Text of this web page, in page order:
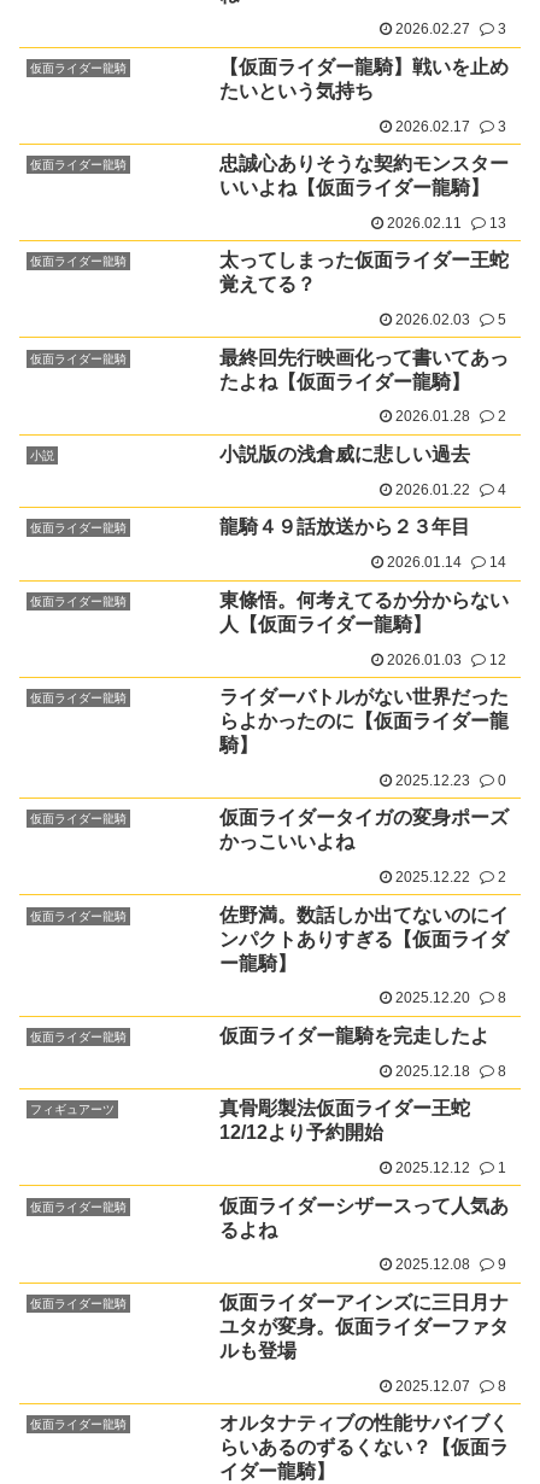
2026.02.27 3
仮面ライダー龍騎
【仮面ライダー龍騎】戦いを止め
たいという気持ち
2026.02.17 3
仮面ライダー龍騎
忠誠心ありそうな契約モンスター
いいよね【仮面ライダー龍騎】
2026.02.11 13
仮面ライダー龍騎
太ってしまった仮面ライダー王蛇
覚えてる？
2026.02.03 5
仮面ライダー龍騎
最終回先行映画化って書いてあっ
たよね【仮面ライダー龍騎】
2026.01.28 2
小説 小説版の浅倉威に悲しい過去
2026.01.22 4
仮面ライダー龍騎 龍騎４９話放送から２３年目
2026.01.14 14
仮面ライダー龍騎
東條悟。何考えてるか分からない
人【仮面ライダー龍騎】
2026.01.03 12
仮面ライダー龍騎
ライダーバトルがない世界だった
らよかったのに【仮面ライダー龍
騎】
2025.12.23 0
仮面ライダー龍騎
仮面ライダータイガの変身ポーズ
かっこいいよね
2025.12.22 2
仮面ライダー龍騎
佐野満。数話しか出てないのにイ
ンパクトありすぎる【仮面ライダ
ー龍騎】
2025.12.20 8
仮面ライダー龍騎 仮面ライダー龍騎を完走したよ
2025.12.18 8
フィギュアーツ
真骨彫製法仮面ライダー王蛇
12/12より予約開始
2025.12.12 1
仮面ライダー龍騎
仮面ライダーシザースって人気あ
るよね
2025.12.08 9
仮面ライダー龍騎
仮面ライダーアインズに三日月ナ
ユタが変身。仮面ライダーファタ
ルも登場
2025.12.07 8
仮面ライダー龍騎
オルタナティブの性能サバイブく
らいあるのずるくない？【仮面ラ
イダー龍騎】